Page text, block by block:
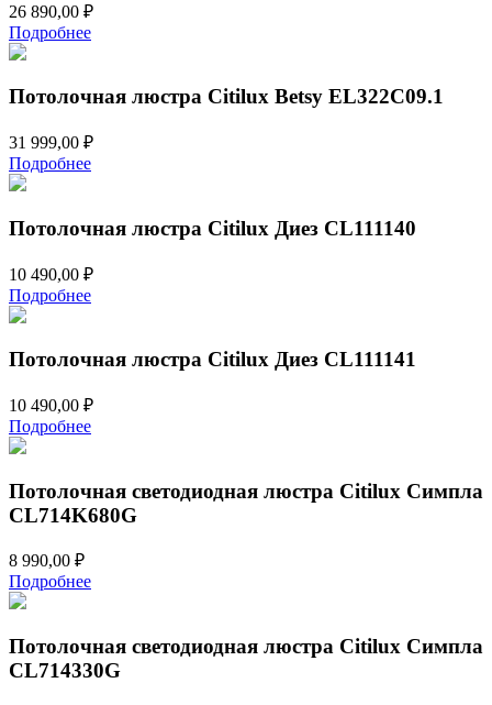
26 890,00 ₽
Подробнее
Потолочная люстра Citilux Betsy EL322C09.1
31 999,00 ₽
Подробнее
Потолочная люстра Citilux Диез CL111140
10 490,00 ₽
Подробнее
Потолочная люстра Citilux Диез CL111141
10 490,00 ₽
Подробнее
Потолочная светодиодная люстра Citilux Симпла
CL714K680G
8 990,00 ₽
Подробнее
Потолочная светодиодная люстра Citilux Симпла
CL714330G